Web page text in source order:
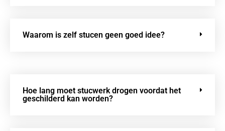
Waarom is zelf stucen geen goed idee?
Hoe lang moet stucwerk drogen voordat het
geschilderd kan worden?